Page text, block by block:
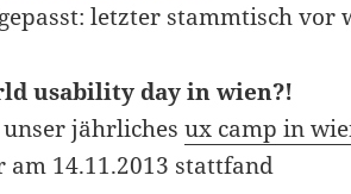
letzter stammtisch vor
usability day in wien?!
unser jährlichesux camp in
am 14.11.2013 stattfand